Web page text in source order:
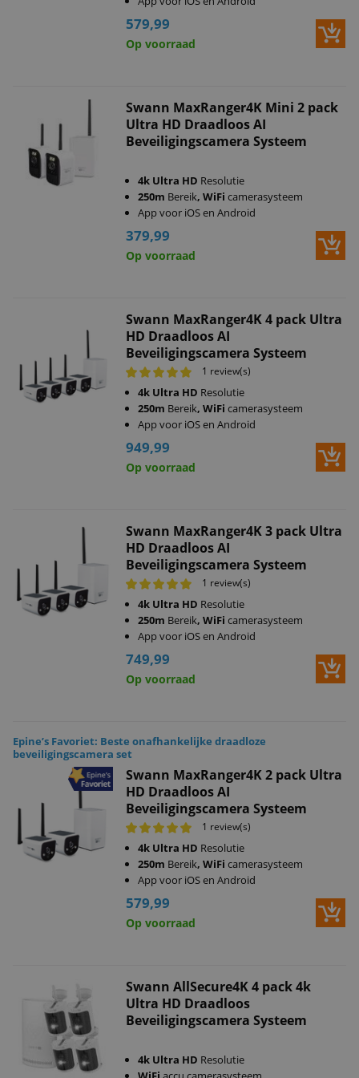
579,99
Op voorraad
Swann MaxRanger4K Mini 2 pack
Ultra HD Draadloos AI
Beveiligingscamera Systeem
4k Ultra HD Resolutie
250m Bereik, WiFi camerasysteem
App voor iOS en Android
379,99
Op voorraad
Swann MaxRanger4K 4 pack Ultra
HD Draadloos AI
Beveiligingscamera Systeem
1 review(s)
4k Ultra HD Resolutie
250m Bereik, WiFi camerasysteem
App voor iOS en Android
949,99
Op voorraad
Swann MaxRanger4K 3 pack Ultra
HD Draadloos AI
Beveiligingscamera Systeem
1 review(s)
4k Ultra HD Resolutie
250m Bereik, WiFi camerasysteem
App voor iOS en Android
749,99
Op voorraad
Epine’s Favoriet: Beste onafhankelijke draadloze
beveiligingscamera set
Swann MaxRanger4K 2 pack Ultra
HD Draadloos AI
Beveiligingscamera Systeem
1 review(s)
4k Ultra HD Resolutie
250m Bereik, WiFi camerasysteem
App voor iOS en Android
579,99
Op voorraad
Swann AllSecure4K 4 pack 4k
Ultra HD Draadloos
Beveiligingscamera Systeem
4k Ultra HD Resolutie